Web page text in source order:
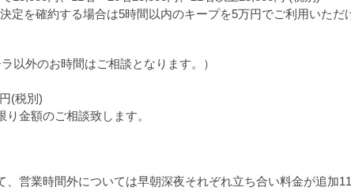
定を確約する場合は5時間以内のキープを5万円でご利用いただ
以外のお時間はご相談となります。）
(税別)
金額のご相談致します。
、営業時間外については早朝深夜それぞれ立ち合い料金が追加